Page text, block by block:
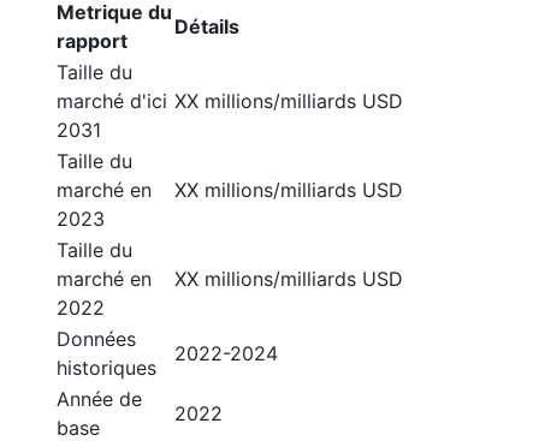
Metrique du
rapport
Détails
Taille du
marché d'ici
2031
XX millions/milliards USD
Taille du
marché en
2023
XX millions/milliards USD
Taille du
marché en
2022
XX millions/milliards USD
Données
historiques
2022-2024
Année de
base
2022